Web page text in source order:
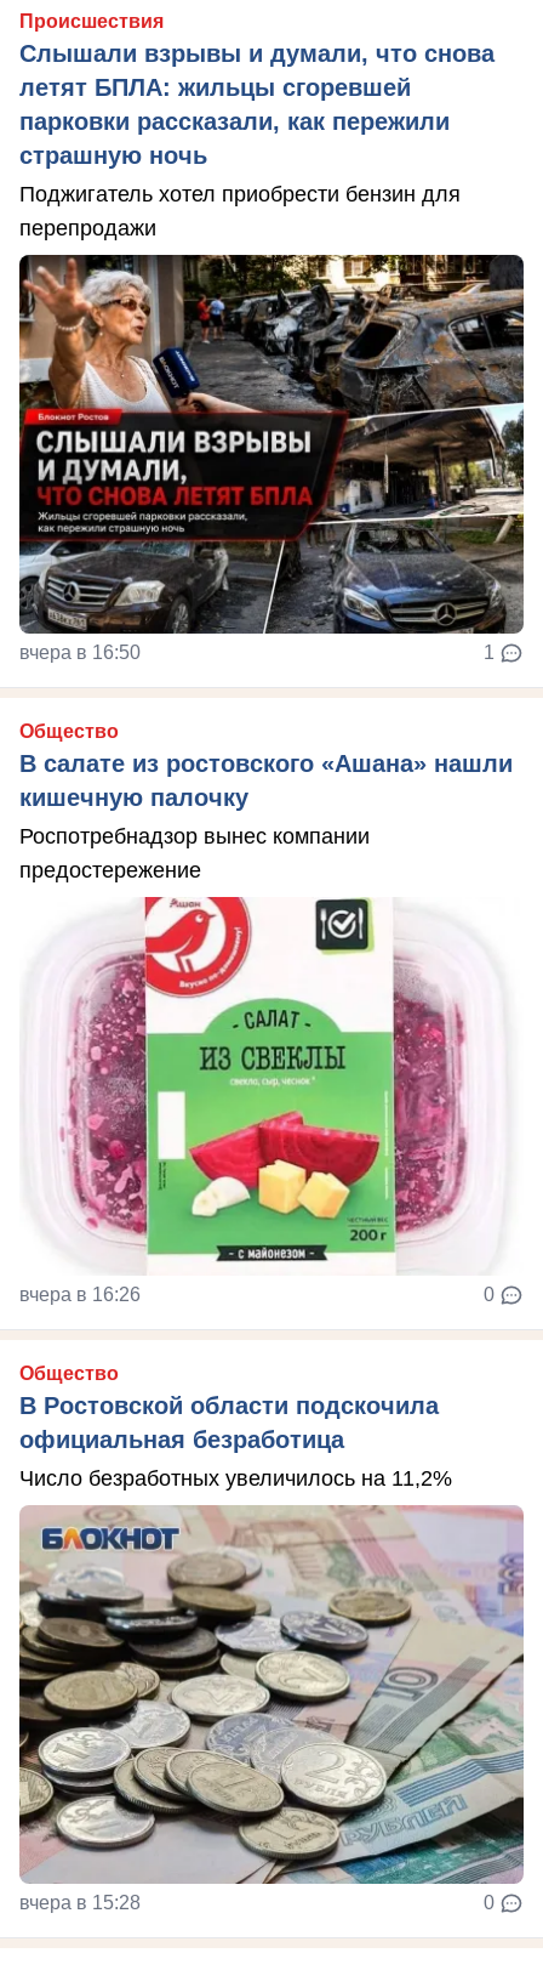
Происшествия
Слышали взрывы и думали, что снова
летят БПЛА: жильцы сгоревшей
парковки рассказали, как пережили
страшную ночь
Поджигатель хотел приобрести бензин для
перепродажи
вчера в 16:50 1
Общество
В салате из ростовского «Ашана» нашли
кишечную палочку
Роспотребнадзор вынес компании
предостережение
вчера в 16:26 0
Общество
В Ростовской области подскочила
официальная безработица
Число безработных увеличилось на 11,2%
вчера в 15:28 0